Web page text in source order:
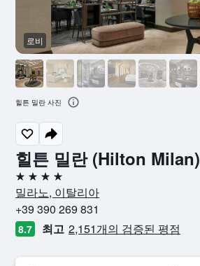
힐튼 밀란 (Hilton Milan)
4성급
밀라노, 이탈리아
+39 390 269 831
8.7 최고 2,151개의 검증된 평점
로비
힐튼 밀란 사진